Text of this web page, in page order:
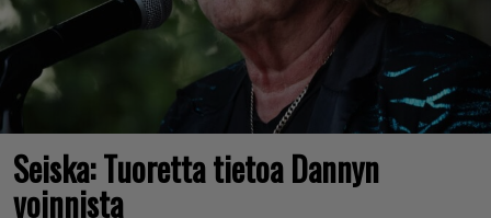
Seiska: Tuoretta tietoa Dannyn
voinnista